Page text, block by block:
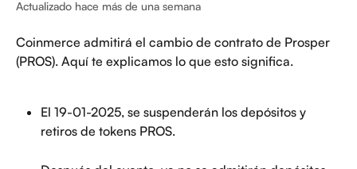
Actualizado hace más de una semana
Coinmerce admitirá el cambio de contrato de Prosper
(PROS). Aquí te explicamos lo que esto significa.
El 19-01-2025, se suspenderán los depósitos y
retiros de tokens PROS.